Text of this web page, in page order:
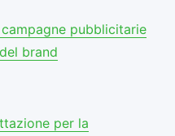
campagne pubblicitarie
brand
per la